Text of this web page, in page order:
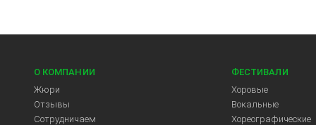
О КОМПАНИИ
Жюри
Отзывы
Сотрудничаем
ФЕСТИВАЛИ
Хоровые
Вокальные
Хореографические